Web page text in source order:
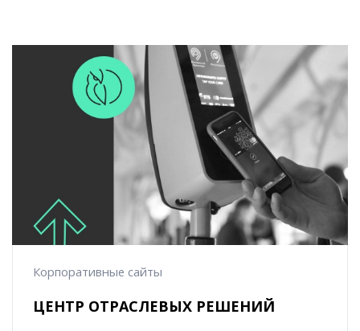
Корпоративные сайты
ЦЕНТР ОТРАСЛЕВЫХ РЕШЕНИЙ